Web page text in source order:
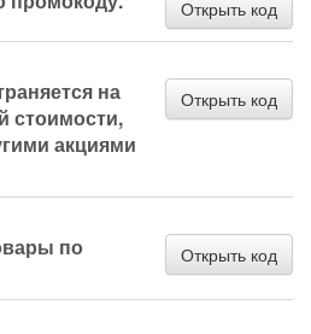
Открыть код
на
стоимости,
акциями
Открыть код
по
Открыть код